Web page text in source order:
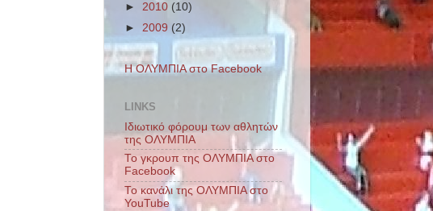
► 2010 (10)
► 2009 (2)
Η ΟΛΥΜΠΙΑ στο Facebook
LINKS
Ιδιωτικό φόρουμ των αθλητών
της ΟΛΥΜΠΙΑ
Το γκρουπ της ΟΛΥΜΠΙΑ στο
Facebook
Το κανάλι της ΟΛΥΜΠΙΑ στο
YouTube